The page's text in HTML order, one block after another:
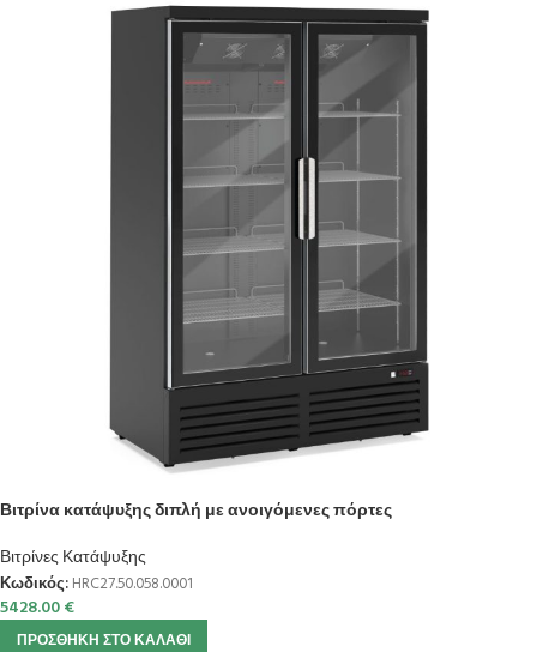
Βιτρίνα κατάψυξης διπλή με ανοιγόμενες πόρτες
Βιτρίνες Κατάψυξης
Κωδικός: HRC27.50.058.0001
5428.00€
ΠΡΟΣΘΉΚΗ ΣΤΟ ΚΑΛΆΘΙ